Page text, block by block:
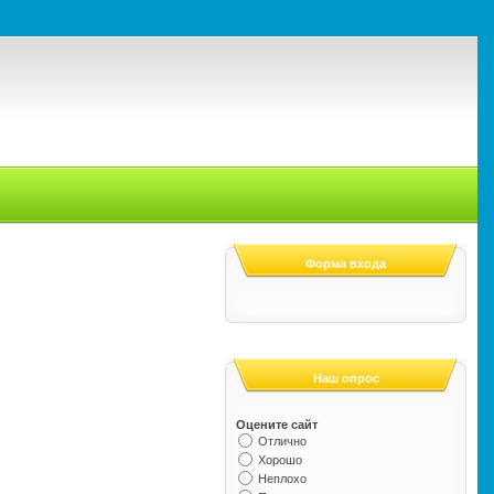
Форма входа
Наш опрос
Оцените сайт
Отлично
Хорошо
Неплохо